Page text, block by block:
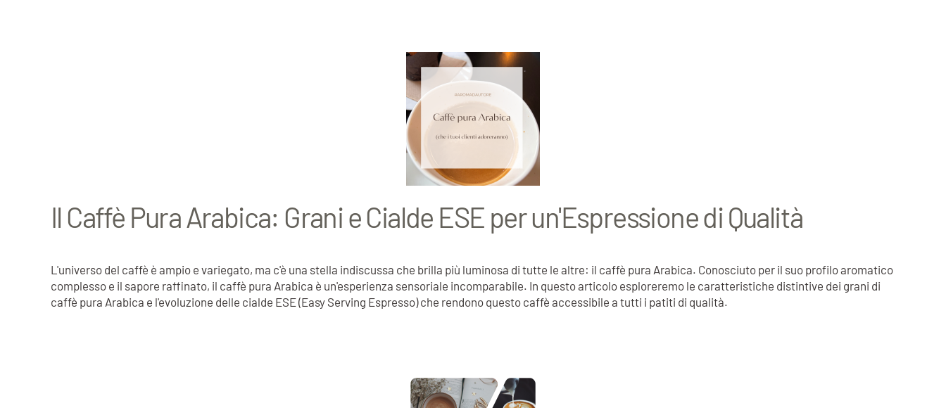
Il Caffè Pura Arabica: Grani e Cialde ESE per un'Espressione di Qualità
L'universo del caffè è ampio e variegato, ma c'è una stella indiscussa che brilla più luminosa di tutte le altre: il caffè pura Arabica. Conosciuto per il suo profilo aromatico
complesso e il sapore raffinato, il caffè pura Arabica è un'esperienza sensoriale incomparabile. In questo articolo esploreremo le caratteristiche distintive dei grani di
caffè pura Arabica e l'evoluzione delle cialde ESE (Easy Serving Espresso) che rendono questo caffè accessibile a tutti i patiti di qualità.